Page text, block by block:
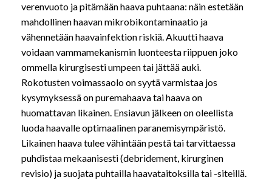
verenvuoto ja pitämään haava puhtaana: näin estetään
mahdollinen haavan mikrobikontaminaatio ja
vähennetään haavainfektion riskiä. Akuutti haava
voidaan vammamekanismin luonteesta riippuen joko
ommella kirurgisesti umpeen tai jättää auki.
Rokotusten voimassaolo on syytä varmistaa jos
kysymyksessä on puremahaava tai haava on
huomattavan likainen. Ensiavun jälkeen on oleellista
luoda haavalle optimaalinen paranemisympäristö.
Likainen haava tulee vähintään pestä tai tarvittaessa
puhdistaa mekaanisesti (debridement, kirurginen
revisio) ja suojata puhtailla haavataitoksilla tai -siteillä.